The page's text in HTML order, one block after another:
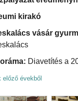
kirakó
vásár
Diavetítés a
előző évekből